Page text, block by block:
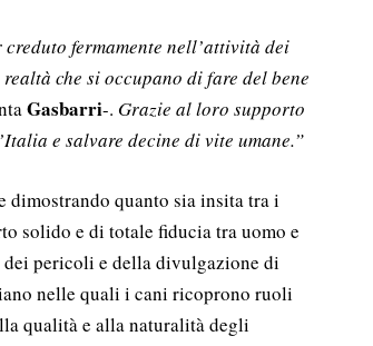
fermamente nell’attività dei
che si occupano di fare del bene
Gasbarri-. Grazie al loro supporto
e salvare decine di vite umane.”
dimostrando quanto sia insita tra i
solido e di totale fiducia tra uomo e
dei pericoli e della divulgazione di
nelle quali i cani ricoprono ruoli
qualità e alla naturalità degli